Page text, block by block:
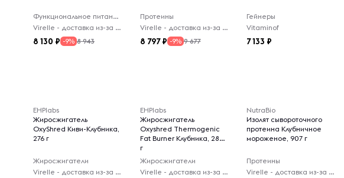
Функциональное питание
Virelle - доставка из-за рубежа
8 130 -9% 8 943
Протеины
Virelle - доставка из-за рубежа
8 797 -9% 9 677
Гейнеры
Vitaminof
7 133
EHPlabs
Жиросжигатель
OxyShred Киви-Клубника,
276 г
Жиросжигатели
Virelle - доставка из-за рубежа
EHPlabs
Жиросжигатель
Oxyshred Thermogenic
Fat Burner Клубника, 288
г
Жиросжигатели
Virelle - доставка из-за рубежа
NutraBio
Изолят сывороточного
протеина Клубничное
мороженое, 907 г
Протеины
Virelle - доставка из-за рубежа